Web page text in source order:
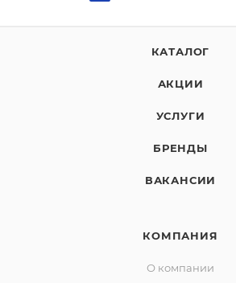
КАТАЛОГ
АКЦИИ
УСЛУГИ
БРЕНДЫ
ВАКАНСИИ
КОМПАНИЯ
О компании